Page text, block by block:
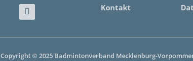
Kontakt
Copyright © 2025 Badmintonverband Mecklenburg-